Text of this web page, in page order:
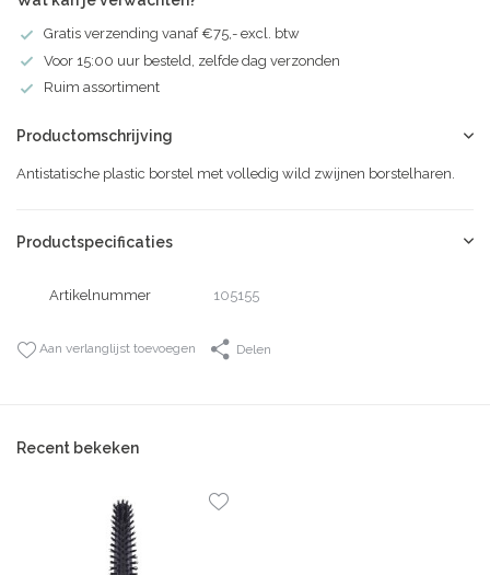
Gratis verzending vanaf €75,- excl. btw
Voor 15:00 uur besteld, zelfde dag verzonden
Ruim assortiment
Productomschrijving
Antistatische plastic borstel met volledig wild zwijnen borstelharen.
Productspecificaties
Artikelnummer 105155
Aan verlanglijst toevoegen Delen
Recent bekeken